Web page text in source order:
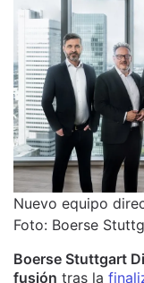
Nuevo equipo
Foto: Boerse
Boerse Stuttgart
fusión tras la